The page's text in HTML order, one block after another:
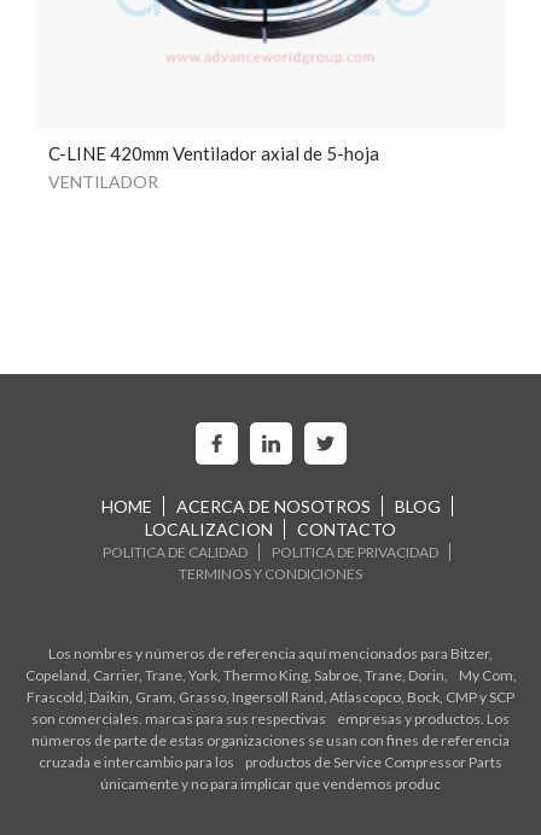
C-LINE 420mm Ventilador axial de 5-hoja
VENTILADOR
HOME ACERCA DE NOSOTROS
BLOG
LOCALIZACION
CONTACTO
POLITICA DE CALIDAD
POLITICA DE PRIVACIDAD
TERMINOS Y CONDICIONES
Los nombres y números de referencia aquí mencionados para Bitzer,
Copeland, Carrier, Trane, York, Thermo King, Sabroe, Trane, Dorin, My Com,
Frascold, Daikin, Gram, Grasso, Ingersoll Rand, Atlascopco, Bock, CMP y SCP
son comerciales. marcas para sus respectivas empresas y productos. Los
números de parte de estas organizaciones se usan con fines de referencia
cruzada e intercambio para los productos de Service Compressor Parts
únicamente y no para implicar que vendemos produc